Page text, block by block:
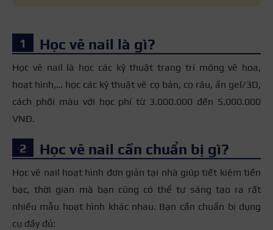
Học vẽ nail là gì?
Học vẽ nail là học các kỹ thuật trang trí móng vẽ hoa,
hoạt hình,… học các kỹ thuật vẽ cọ bản, cọ râu, ẩn gel/3D,
cách phối màu với học phí từ 3.000.000 đến 5.000.000
VNĐ.
Học vẽ nail cần chuẩn bị gì?
Học vẽ nail hoạt hình đơn giản tại nhà giúp tiết kiệm tiền
bạc, thời gian mà bạn cũng có thể tự sáng tạo ra rất
nhiều mẫu hoạt hình khác nhau. Bạn cần chuẩn bị dụng
cụ đầy đủ: